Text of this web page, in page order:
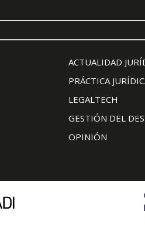
ACTUALIDAD
PRÁCTICA
LEGALTECH
GESTIÓN DEL
OPINIÓN